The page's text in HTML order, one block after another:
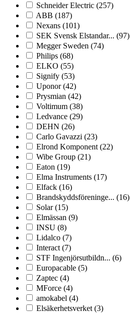
Schneider Electric (257)
ABB (187)
Nexans (101)
SEK Svensk Elstandar... (97)
Megger Sweden (74)
Philips (68)
ELKO (55)
Signify (53)
Uponor (42)
Prysmian (42)
Voltimum (38)
Ledvance (29)
DEHN (26)
Carlo Gavazzi (23)
Elrond Komponent (22)
Wibe Group (21)
Eaton (19)
Elma Instruments (17)
Elfack (16)
Brandskyddsföreninge... (16)
Solar (15)
Elmässan (9)
INSU (8)
Lidalco (7)
Interact (7)
STF Ingenjörsutbildn... (6)
Europacable (5)
Zaptec (4)
MForce (4)
amokabel (4)
Elsäkerhetsverket (3)